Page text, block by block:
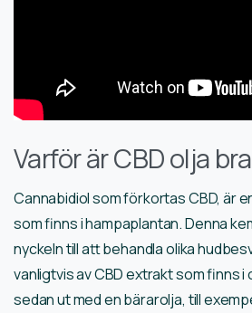
Varför är CBD olja
Cannabidiol som förkortas CBD, är
som finns i hampaplantan. Denna
nyckeln till att behandla olika
vanligtvis av CBD extrakt som finns i
sedan ut med en bärarolja, till